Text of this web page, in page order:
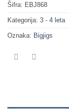
Šifra: EBJ868
Kategorija: 3 - 4 leta
Oznaka: Bigjigs